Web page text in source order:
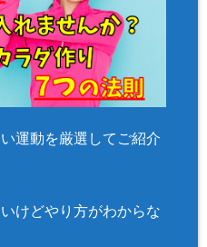
運動を厳選してご紹介
けどやり方がわからな